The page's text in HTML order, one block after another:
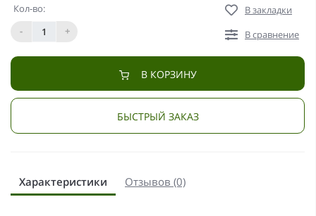
Кол-во:
-
+
В закладки
В сравнение
В КОРЗИНУ
БЫСТРЫЙ ЗАКАЗ
Характеристики Отзывов (0)